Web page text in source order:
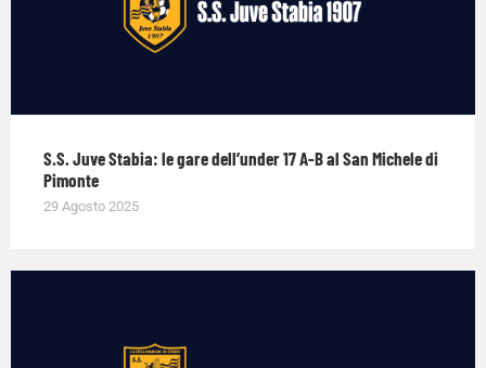
S.S. Juve Stabia: le gare dell’under 17 A-B al San Michele di
Pimonte
29 Agosto 2025